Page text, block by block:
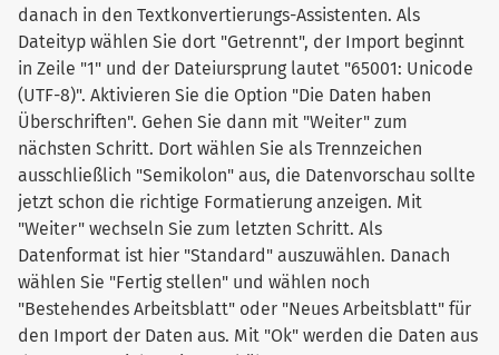
danach in den Textkonvertierungs-Assistenten. Als
Dateityp wählen Sie dort "Getrennt", der Import beginnt
in Zeile "1" und der Dateiursprung lautet "65001: Unicode
(UTF-8)". Aktivieren Sie die Option "Die Daten haben
Überschriften". Gehen Sie dann mit "Weiter" zum
nächsten Schritt. Dort wählen Sie als Trennzeichen
ausschließlich "Semikolon" aus, die Datenvorschau sollte
jetzt schon die richtige Formatierung anzeigen. Mit
"Weiter" wechseln Sie zum letzten Schritt. Als
Datenformat ist hier "Standard" auszuwählen. Danach
wählen Sie "Fertig stellen" und wählen noch
"Bestehendes Arbeitsblatt" oder "Neues Arbeitsblatt" für
den Import der Daten aus. Mit "Ok" werden die Daten aus